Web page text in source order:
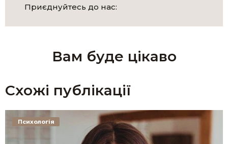
Приєднуйтесь до нас:
Вам буде цікаво
Схожі публікації
Психологія